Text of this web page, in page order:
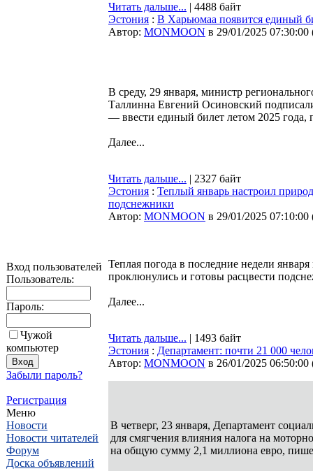
Вход пользователей
Пользователь:
Пароль:
Чужой
компьютер
Забыли пароль?
Регистрация
Меню
Новости
Новости читателей
Форум
Доска объявлений
Читать дальше... | 4488 байт
Эстония : В Харьюмаа появится единый
Автор: MONMOON в 29/01/2025 07:30:00
В среду, 29 января, министр
Таллинна Евгений Осиновский
— ввести единый билет летом 2025
Далее...
Читать дальше... | 2327 байт
Эстония : Теплый январь настроил
подснежники
Автор: MONMOON в 29/01/2025 07:10:00
Теплая погода в последние недели
проклюнулись и готовы расцвести
Далее...
Читать дальше... | 1493 байт
Эстония : Департамент: почти 21 000
Автор: MONMOON в 26/01/2025 06:50:00
В четверг, 23 января, Департамент
для смягчения влияния налога на
на общую сумму 2,1 миллиона евро,